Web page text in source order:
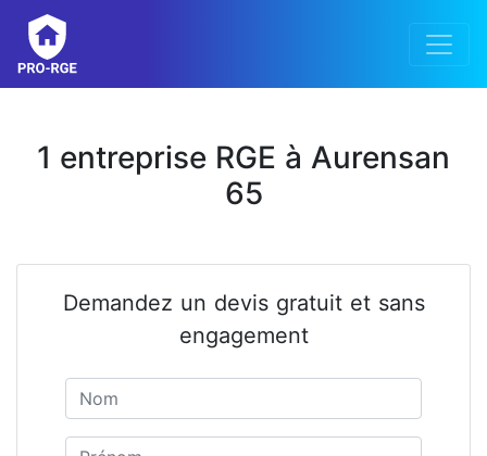
1 entreprise RGE à Aurensan
65
Demandez un devis gratuit et sans
engagement